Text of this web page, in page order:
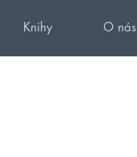
Knihy O nás